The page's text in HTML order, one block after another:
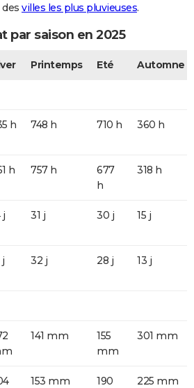
villes les plus pluvieuses.
par saison en 2025
Printemps Eté Automne
h 748 h 710 h 360 h
h 757 h
677
h
318 h
j 31 j 30 j 15 j
j 32 j 28 j 13 j
141 mm
155
mm
301 mm
153 mm
190
225 mm